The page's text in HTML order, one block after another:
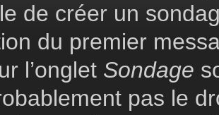
de créer un
du premier
l’onglet Sondage
pas le